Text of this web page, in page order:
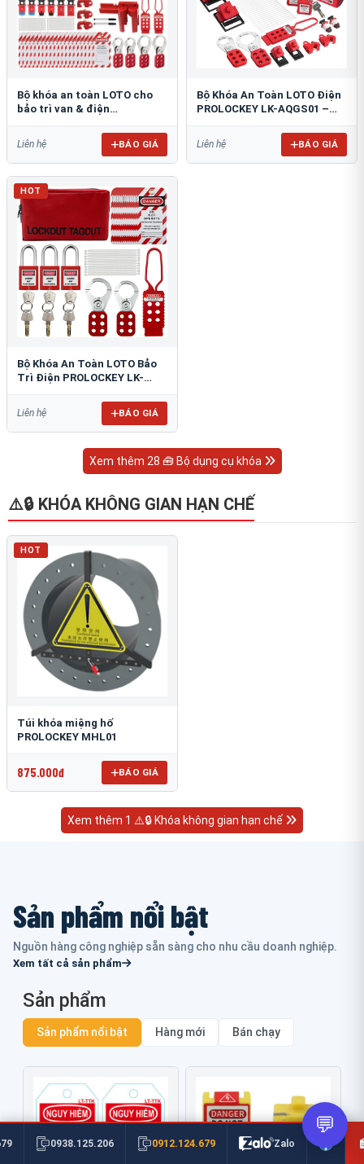
Bộ khóa an toàn LOTO cho
bảo trì van & điện
Liên hệ BÁO GIÁ
Bộ Khóa An Toàn LOTO Điện
PROLOCKEY LK-AQGS01 –
Liên hệ BÁO GIÁ
HOT
Bộ Khóa An Toàn LOTO Bảo
Trì Điện PROLOCKEY LK-
Liên hệ BÁO GIÁ
Xem thêm 28 🧰 Bộ dụng cụ khóa
⚠️🔒 KHÓA KHÔNG GIAN HẠN CHẾ
HOT
Túi khóa miệng hố
PROLOCKEY MHL01
875.000đ BÁO GIÁ
Xem thêm 1 ⚠️🔒 Khóa không gian hạn chế
Sản phẩm nổi bật
Nguồn hàng công nghiệp sẵn sàng cho nhu cầu doanh nghiệp.
Xem tất cả sản phẩm
Sản phẩm
Sản phẩm nổi bật Hàng mới Bán chạy
0938.125.206 0912.124.679 Zalo
💬